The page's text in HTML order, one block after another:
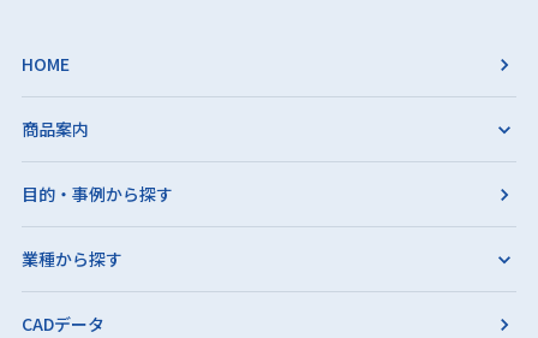
HOME
商品案内
目的・事例から探す
業種から探す
CADデータ